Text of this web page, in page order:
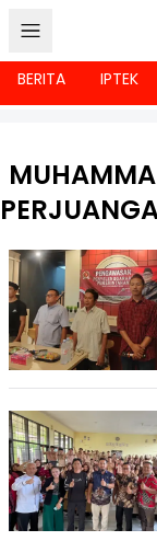
BERITA IPTEK